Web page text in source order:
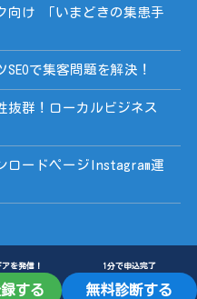
を発信！
録する
1分で申込完了
無料診断する
向け 「いまどきの集患手
SEOで集客問題を解決！
抜群！ローカルビジネス
ロードページInstagram運